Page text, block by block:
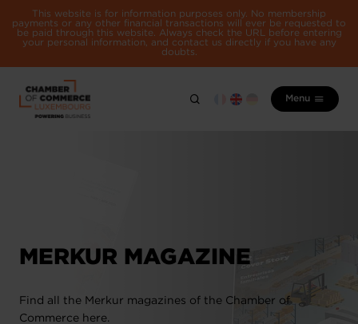
This website is for information purposes only. No membership
payments or any other financial transactions will ever be requested to
be paid through this website. Always check the URL before entering
your personal information, and contact us directly if you have any
doubts.
Menu
MERKUR MAGAZINE
Find all the Merkur magazines of the Chamber of
Commerce here.